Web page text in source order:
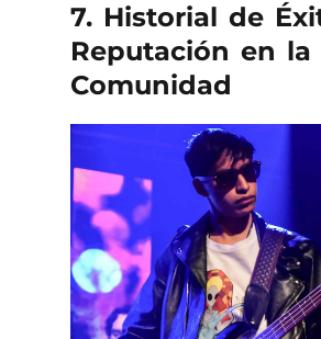
7. Historial de
Reputación en la
Comunidad